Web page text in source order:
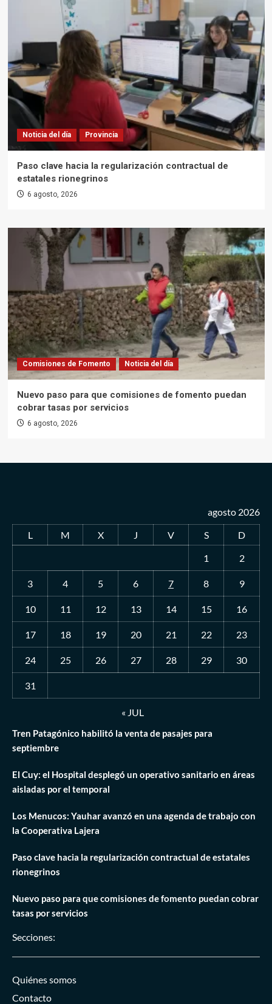
Noticia del día Provincia
Paso clave hacia la regularización contractual de
estatales rionegrinos
6 agosto, 2026
Comisiones de Fomento Noticia del día
Nuevo paso para que comisiones de fomento puedan
cobrar tasas por servicios
6 agosto, 2026
agosto 2026
L
M X J V S
D
1
2
3 4 5 6 7 8 9
10 11 12 13 14 15 16
17 18 19 20 21 22 23
24 25 26 27 28 29 30
31
« JUL
Tren Patagónico habilitó la venta de pasajes para
septiembre
El Cuy: el Hospital desplegó un operativo sanitario en áreas
aisladas por el temporal
Los Menucos: Yauhar avanzó en una agenda de trabajo con
la Cooperativa Lajera
Paso clave hacia la regularización contractual de estatales
rionegrinos
Nuevo paso para que comisiones de fomento puedan cobrar
tasas por servicios
Secciones:
Quiénes somos
Contacto